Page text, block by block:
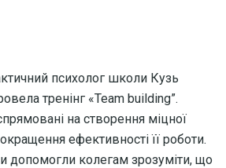
психолог школи Кузь
тренінг «Team building”.
на створення міцної
ефективності її роботи.
допомогли колегам зрозуміти, що